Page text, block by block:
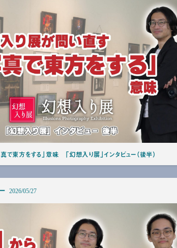
で東方をする」意味 「幻想入り展」インタビュー（後半）
2026/05/27